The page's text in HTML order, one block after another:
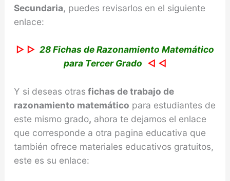
Secundaria, puedes revisarlos en el siguiente
enlace:
▷ ▷ 28 Fichas de Razonamiento Matemático
para Tercer Grado ◁ ◁
Y si deseas otras fichas de trabajo de
razonamiento matemático para estudiantes de
este mismo grado, ahora te dejamos el enlace
que corresponde a otra pagina educativa que
también ofrece materiales educativos gratuitos,
este es su enlace: